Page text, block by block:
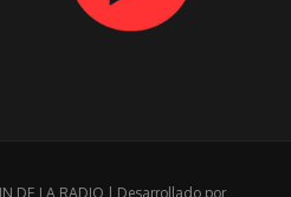
DE LA RADIO | Desarrollado por